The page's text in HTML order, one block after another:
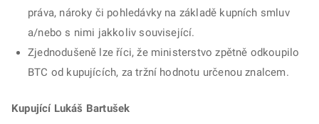
práva, nároky či pohledávky na základě kupních smluv
a/nebo s nimi jakkoliv související.
Zjednodušeně lze říci, že ministerstvo zpětně odkoupilo
BTC od kupujících, za tržní hodnotu určenou znalcem.
Kupující Lukáš Bartušek